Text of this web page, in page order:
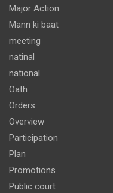
Major Action
Mann ki baat
meeting
natinal
national
Oath
Orders
Overview
Participation
Plan
Promotions
Public court